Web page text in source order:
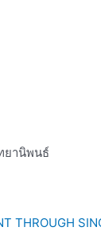
ยานิพนธ์
THROUGH